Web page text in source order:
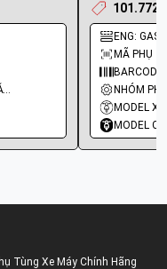
NHÓM PHỤ TÙNG: LỐC MÁY -VÁCH MÁY - GIOĂNG MÁY
101.772
ENG:
MÃ PHỤ
MODEL
MODEL
Tùng Xe Máy Chính Hãng